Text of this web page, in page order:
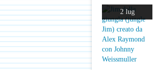
2 lug